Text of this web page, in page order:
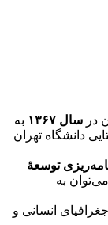
در سال ۱۳۶۷
به
دانشگاه تهران
توسعۀ
به
انسانی و